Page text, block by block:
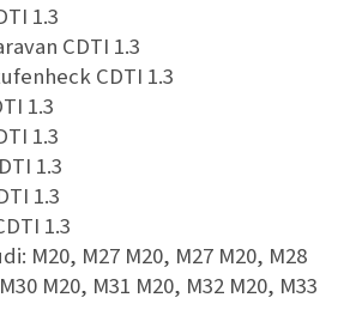
1.3
CDTI 1.3
CDTI 1.3
1.3
1.3
1.3
1.3
1.3
M20, M27 M20, M27 M20, M28
M20, M31 M20, M32 M20, M33